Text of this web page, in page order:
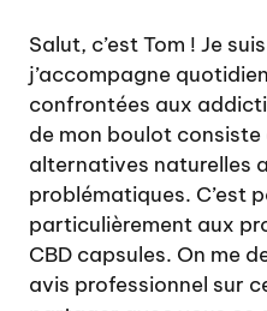
Salut, c’est Tom ! Je
j’accompagne
confrontées aux
de mon boulot consiste
alternatives naturelles
problématiques. C’est
particulièrement aux
CBD capsules. On me
avis professionnel sur